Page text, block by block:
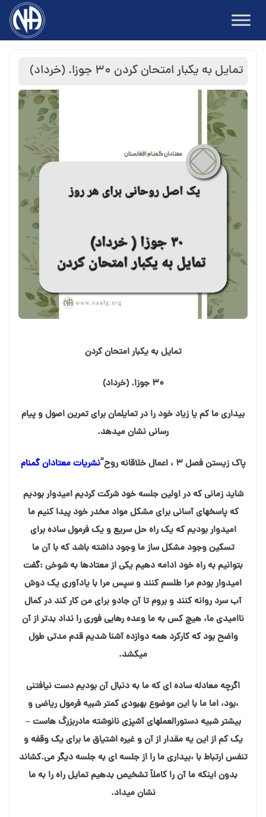
content
تمایل به یکبار امتحان کردن ۳۰ جوزا. (خرداد)
تمایل به یکبار امتحان کردن
۳۰ جوزا. (خرداد)
بیداری ما کم یا زیاد خود را در تمایلمان برای تمرین اصول و پیام
رسانی نشان میدهد.
پاک زیستن فصل ۳ ، اعمال خلاقانه روح” نشریات معتادان گمنام
شاید زمانی که در اولین جلسه خود شرکت کردیم امیدوار بودیم
که پاسخهای آسانی برای مشکل مواد مخدر خود پیدا کنیم ما
امیدوار بودیم که یک راه حل سریع و یک فرمول ساده برای
تسکین وجود مشكل ساز ما وجود داشته باشد که با آن ما
بتوانیم به راه خود ادامه دهیم یکی از معتادها به شوخی :گفت
امیدوار بودم مرا طلسم کنند و سپس مرا با یادآوری یک دوش
آب سرد روانه کنند و بروم تا آن جادو برای من کار کند در کمال
ناامیدی ما، هیچ کس به ما وعده رهایی فوری را نداد بدتر از آن
واضح بود که کارکرد همه دوازده آشنا شدیم قدم مدتی طول
میکشد.
اگرچه معادله ساده ای که ما به دنبال آن بودیم دست نیافتنی
،بود، اما ما با این موضوع بهبودی کمتر شبیه فرمول ریاضی و
بیشتر شبیه دستورالعملهای آشپزی نانوشته مادربزرگ هاست –
یک کم از این یه مقدار از آن و غیره اشتیاق ما برای یک وقفه و
تنفس ارتباط با ،بیداری ما را از جلسه ای به جلسه دیگر می.کشاند
بدون اینکه ما آن را كاملاً تشخیص بدهیم تمایل راه را به ما
نشان میداد.